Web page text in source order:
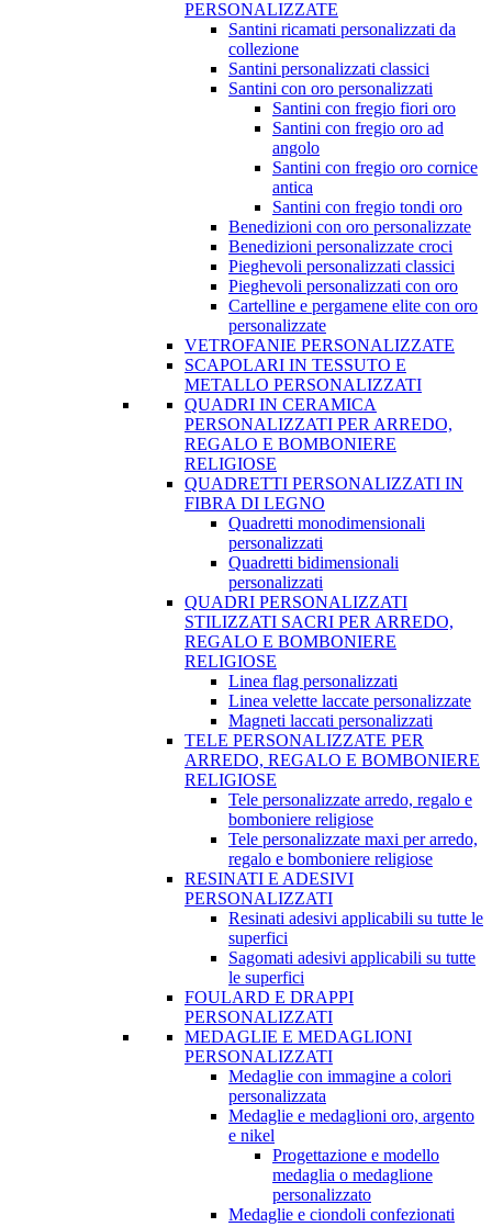
PERSONALIZZATE
Santini ricamati personalizzati da
collezione
Santini personalizzati classici
Santini con oro personalizzati
Santini con fregio fiori oro
Santini con fregio oro ad
angolo
Santini con fregio oro cornice
antica
Santini con fregio tondi oro
Benedizioni con oro personalizzate
Benedizioni personalizzate croci
Pieghevoli personalizzati classici
Pieghevoli personalizzati con oro
Cartelline e pergamene elite con oro
personalizzate
VETROFANIE PERSONALIZZATE
SCAPOLARI IN TESSUTO E
METALLO PERSONALIZZATI
QUADRI IN CERAMICA
PERSONALIZZATI PER ARREDO,
REGALO E BOMBONIERE
RELIGIOSE
QUADRETTI PERSONALIZZATI IN
FIBRA DI LEGNO
Quadretti monodimensionali
personalizzati
Quadretti bidimensionali
personalizzati
QUADRI PERSONALIZZATI
STILIZZATI SACRI PER ARREDO,
REGALO E BOMBONIERE
RELIGIOSE
Linea flag personalizzati
Linea velette laccate personalizzate
Magneti laccati personalizzati
TELE PERSONALIZZATE PER
ARREDO, REGALO E BOMBONIERE
RELIGIOSE
Tele personalizzate arredo, regalo e
bomboniere religiose
Tele personalizzate maxi per arredo,
regalo e bomboniere religiose
RESINATI E ADESIVI
PERSONALIZZATI
Resinati adesivi applicabili su tutte le
superfici
Sagomati adesivi applicabili su tutte
le superfici
FOULARD E DRAPPI
PERSONALIZZATI
MEDAGLIE E MEDAGLIONI
PERSONALIZZATI
Medaglie con immagine a colori
personalizzata
Medaglie e medaglioni oro, argento
e nikel
Progettazione e modello
medaglia o medaglione
personalizzato
Medaglie e ciondoli confezionati